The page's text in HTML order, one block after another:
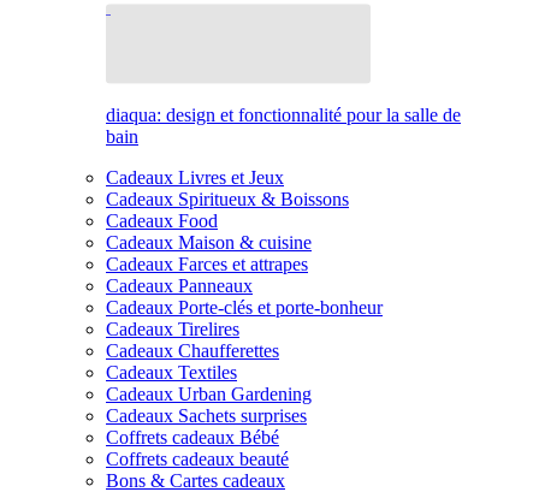
diaqua: design et fonctionnalité pour la salle de
bain
Cadeaux Livres et Jeux
Cadeaux Spiritueux & Boissons
Cadeaux Food
Cadeaux Maison & cuisine
Cadeaux Farces et attrapes
Cadeaux Panneaux
Cadeaux Porte-clés et porte-bonheur
Cadeaux Tirelires
Cadeaux Chaufferettes
Cadeaux Textiles
Cadeaux Urban Gardening
Cadeaux Sachets surprises
Coffrets cadeaux Bébé
Coffrets cadeaux beauté
Bons & Cartes cadeaux